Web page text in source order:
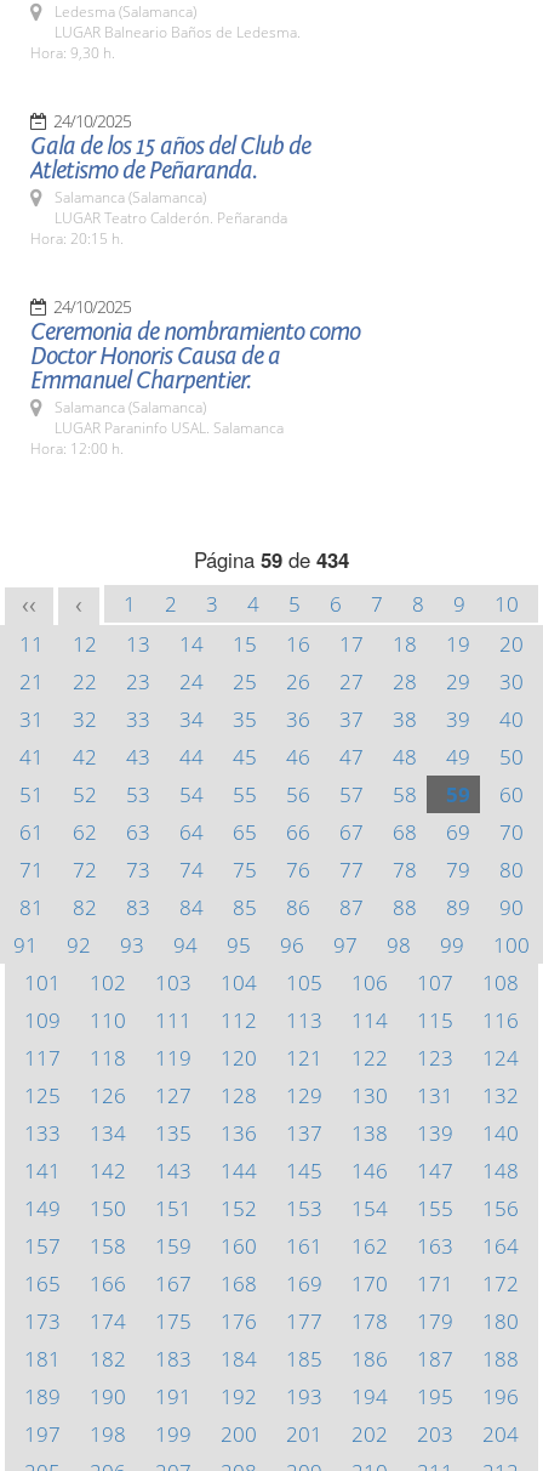
Ledesma (Salamanca)
LUGAR Balneario Baños de Ledesma.
Hora: 9,30 h.
24/10/2025
Gala de los 15 años del Club de
Atletismo de Peñaranda.
Salamanca (Salamanca)
LUGAR Teatro Calderón. Peñaranda
Hora: 20:15 h.
24/10/2025
Ceremonia de nombramiento como
Doctor Honoris Causa de a
Emmanuel Charpentier.
Salamanca (Salamanca)
LUGAR Paraninfo USAL. Salamanca
Hora: 12:00 h.
Página 59 de 434
<< < 1 2 3 4 5 6 7 8 9
10
11
12 13 14 15 16 17 18 19
20
21
22 23 24 25 26 27 28 29
30
31
32 33 34 35 36 37 38 39
40
41
42 43 44 45 46 47 48 49
50
51
52 53 54 55 56 57 58 59
60
61
62 63 64 65 66 67 68 69
70
71
72 73 74 75 76 77 78 79
80
81
82 83 84 85 86 87 88 89
90
91
92 93 94 95 96 97 98 99
100
101
102 103 104 105 106 107
108
109
110 111 112 113 114 115
116
117
118 119 120 121 122 123
124
125
126 127 128 129 130 131
132
133
134 135 136 137 138 139
140
141
142 143 144 145 146 147
148
149
150 151 152 153 154 155
156
157
158 159 160 161 162 163
164
165
166 167 168 169 170 171
172
173
174 175 176 177 178 179
180
181
182 183 184 185 186 187
188
189
190 191 192 193 194 195
196
197
198 199 200 201 202 203
204